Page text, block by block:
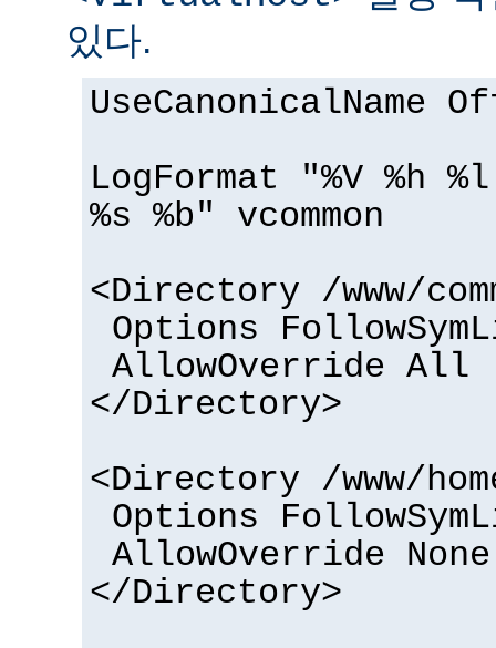
있다.
UseCanonicalName
LogFormat "%V %h
%s %b" vcommon
<Directory /www/
Options
AllowOverride All
</Directory>
<Directory /www/
Options
AllowOverride None
</Directory>